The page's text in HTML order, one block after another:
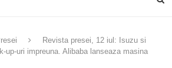
Revista presei, 12 iul: Isuzu si
up-uri impreuna. Alibaba lanseaza masina